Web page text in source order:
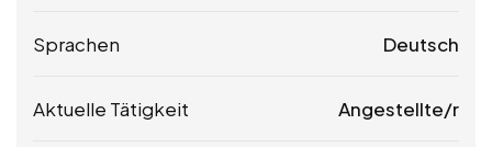
Sprachen Deutsch
Aktuelle Tätigkeit Angestellte/r